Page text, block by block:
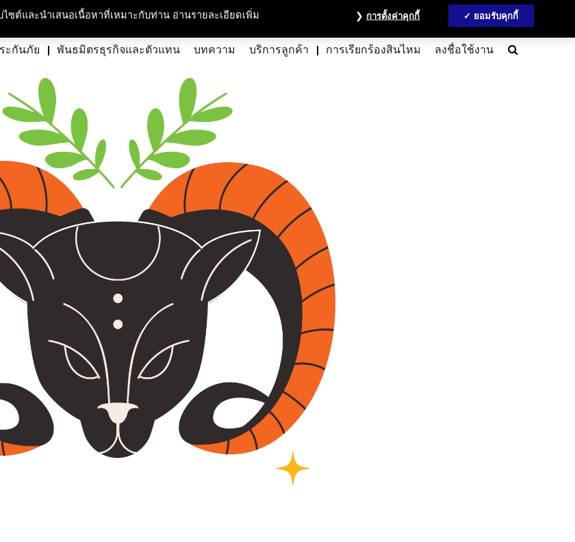
วามรับผิดชอบต่อสังคมและสิ่งแวดล้อม สนใจร่วมงาน ศูนย์สื่อมวลชน MyAccount English
ะกันภัย พันธมิตรธุรกิจและตัวแทน บทความ บริการลูกค้า การเรียกร้องสินไหม ลงชื่อใช้งาน Search
ซต์และนำเสนอเนื้อหาที่เหมาะกับท่าน อ่านรายละเอียดเพิ่ม
การตั้งค่าคุกกี้ ยอมรับคุกกี้